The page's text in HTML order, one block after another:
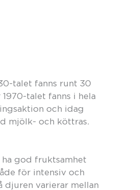
talet fanns runt 30
talet fanns i hela
och idag
mjölk- och köttras.
ha god fruktsamhet
för intensiv och
varierar mellan